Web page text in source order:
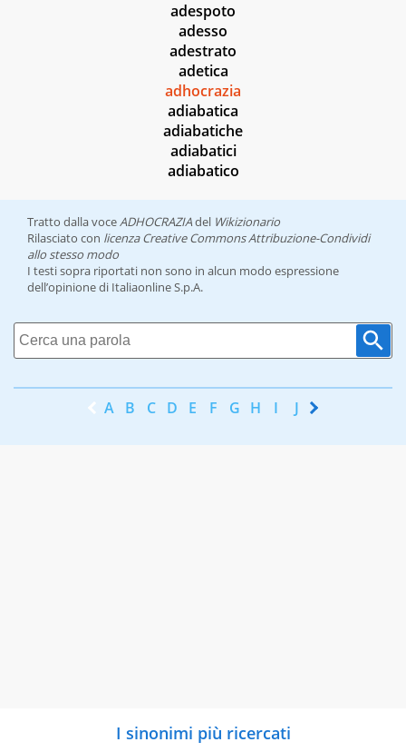
adespoto
adesso
adestrato
adetica
adhocrazia
adiabatica
adiabatiche
adiabatici
adiabatico
Tratto dalla voceADHOCRAZIAdel Wikizionario
Rilasciato con licenza Creative Commons Attribuzione-Condividi
allo stesso modo
I testi sopra riportati non sono in alcun modo espressione
dell’opinione di Italiaonline S.p.A.
A B C D E F G H I J K
I sinonimi più ricercati